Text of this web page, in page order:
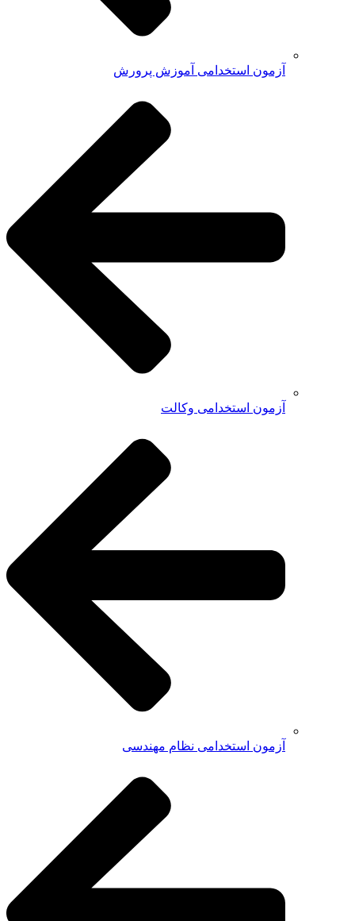
آزمون استخدامی آموزش پرورش
آزمون استخدامی وکالت
آزمون استخدامی نظام مهندسی